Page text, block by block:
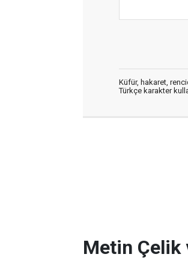
Küfür, hakaret,
Türkçe karakter
Metin Çelik